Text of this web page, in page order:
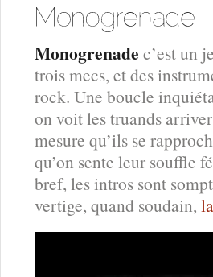
Monogrenade c’est un
trois mecs, et des
rock. Une boucle
on voit les truands
mesure qu’ils se
qu’on sente leur souffle
bref, les intros sont
vertige, quand soudain,